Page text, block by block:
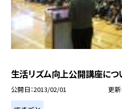
生活リズム向上公開講座につ
公開日 2013/02/01 更